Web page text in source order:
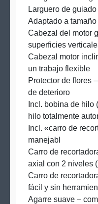
Larguero de
Adaptado a
Cabezal del motor
superficies
Cabezal motor
un trabajo flexible
Protector de flores
de deterioro
Incl. bobina de hilo
hilo totalmente
Incl. «carro de
manejabl
Carro de
axial con 2 niveles
Carro de
fácil y sin
Agarre suave –